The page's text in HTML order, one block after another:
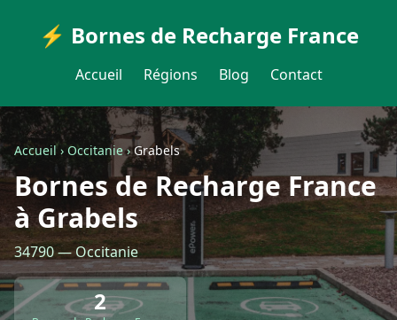
⚡ Bornes de Recharge France
Accueil Régions Blog Contact
Accueil›Occitanie›Grabels
Bornes de Recharge France
à Grabels
34790 — Occitanie
2